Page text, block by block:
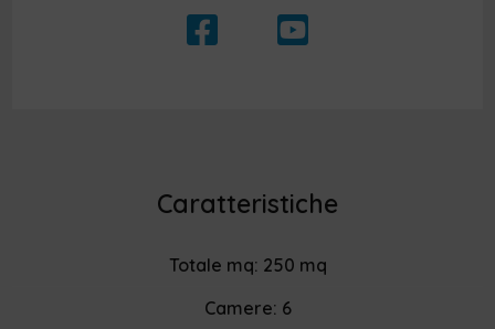
Caratteristiche
Totale mq: 250 mq
Camere: 6